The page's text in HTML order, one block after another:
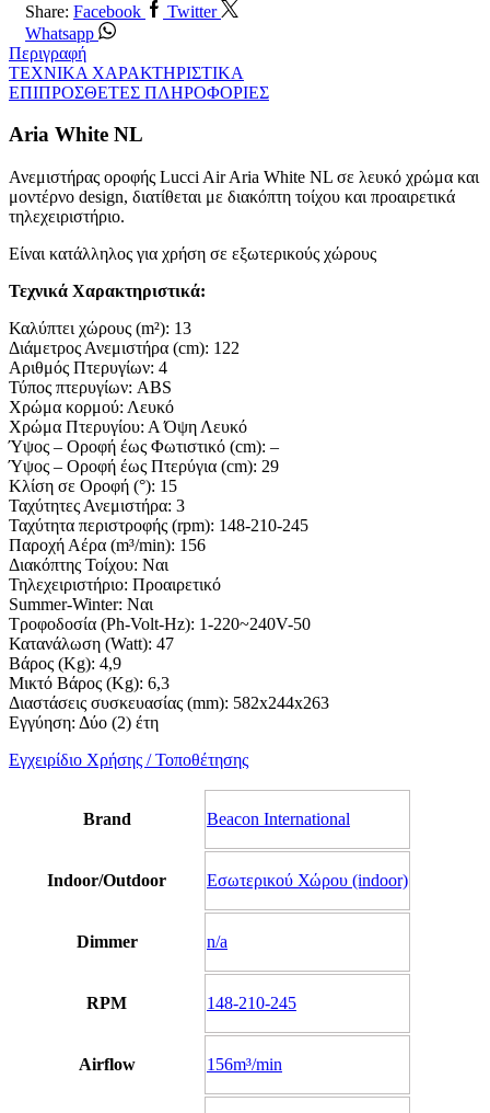
Share: Facebook
Twitter
Whatsapp
Περιγραφή
ΤΕΧΝΙΚΑ ΧΑΡΑΚΤΗΡΙΣΤΙΚΑ
ΕΠΙΠΡΟΣΘΕΤΕΣ ΠΛΗΡΟΦΟΡΙΕΣ
Aria White NL
Ανεμιστήρας οροφής Lucci Air Aria White NL σε λευκό χρώμα και
μοντέρνο design, διατίθεται με διακόπτη τοίχου και προαιρετικά
τηλεχειριστήριο.
Είναι κατάλληλος για χρήση σε εξωτερικούς χώρους
Τεχνικά Χαρακτηριστικά:
Καλύπτει χώρους (m²): 13
Διάμετρος Ανεμιστήρα (cm): 122
Αριθμός Πτερυγίων: 4
Τύπος πτερυγίων: ABS
Χρώμα κορμού: Λευκό
Χρώμα Πτερυγίου: Α Όψη Λευκό
Ύψος – Οροφή έως Φωτιστικό (cm): –
Ύψος – Οροφή έως Πτερύγια (cm): 29
Κλίση σε Οροφή (°): 15
Ταχύτητες Ανεμιστήρα: 3
Ταχύτητα περιστροφής (rpm): 148-210-245
Παροχή Αέρα (m³/min): 156
Διακόπτης Τοίχου: Ναι
Τηλεχειριστήριο: Προαιρετικό
Summer-Winter: Ναι
Τροφοδοσία (Ph-Volt-Hz): 1-220~240V-50
Κατανάλωση (Watt): 47
Βάρος (Kg): 4,9
Μικτό Βάρος (Kg): 6,3
Διαστάσεις συσκευασίας (mm): 582x244x263
Εγγύηση: Δύο (2) έτη
Εγχειρίδιο Χρήσης / Τοποθέτησης
Brand Beacon International
Indoor/Outdoor Εσωτερικού Χώρου (indoor)
Dimmer n/a
RPM 148-210-245
Airflow 156m³/min